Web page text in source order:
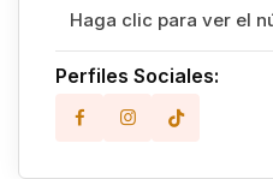
Haga clic para ver el
Perfiles Sociales: